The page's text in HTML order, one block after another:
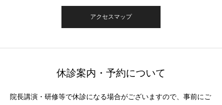
アクセスマップ
休診案内・予約について
院長講演・研修等で休診になる場合がございますので、事前にご